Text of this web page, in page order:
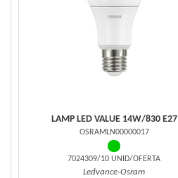
LAMP LED VALUE 14W/830 E27
OSRAMLN00000017
7024309/10 UNID/OFERTA
Ledvance-Osram